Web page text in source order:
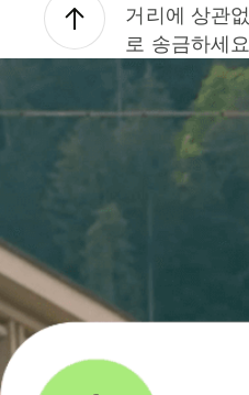
거리에 상관
로 송금하세